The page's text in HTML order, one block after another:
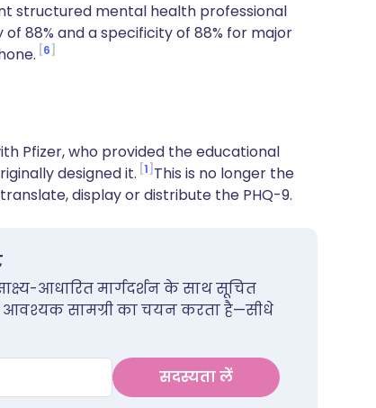
structured mental health professional
of 88% and a specificity of 88% for major
6
Pfizer, who provided the educational
designed it. 1 This is no longer the
display or distribute the PHQ-9.
आधारित मार्गदर्शन के साथ सूचित
आवश्यक सामग्री का चयन करता है—सीधे
सदस्यता लें